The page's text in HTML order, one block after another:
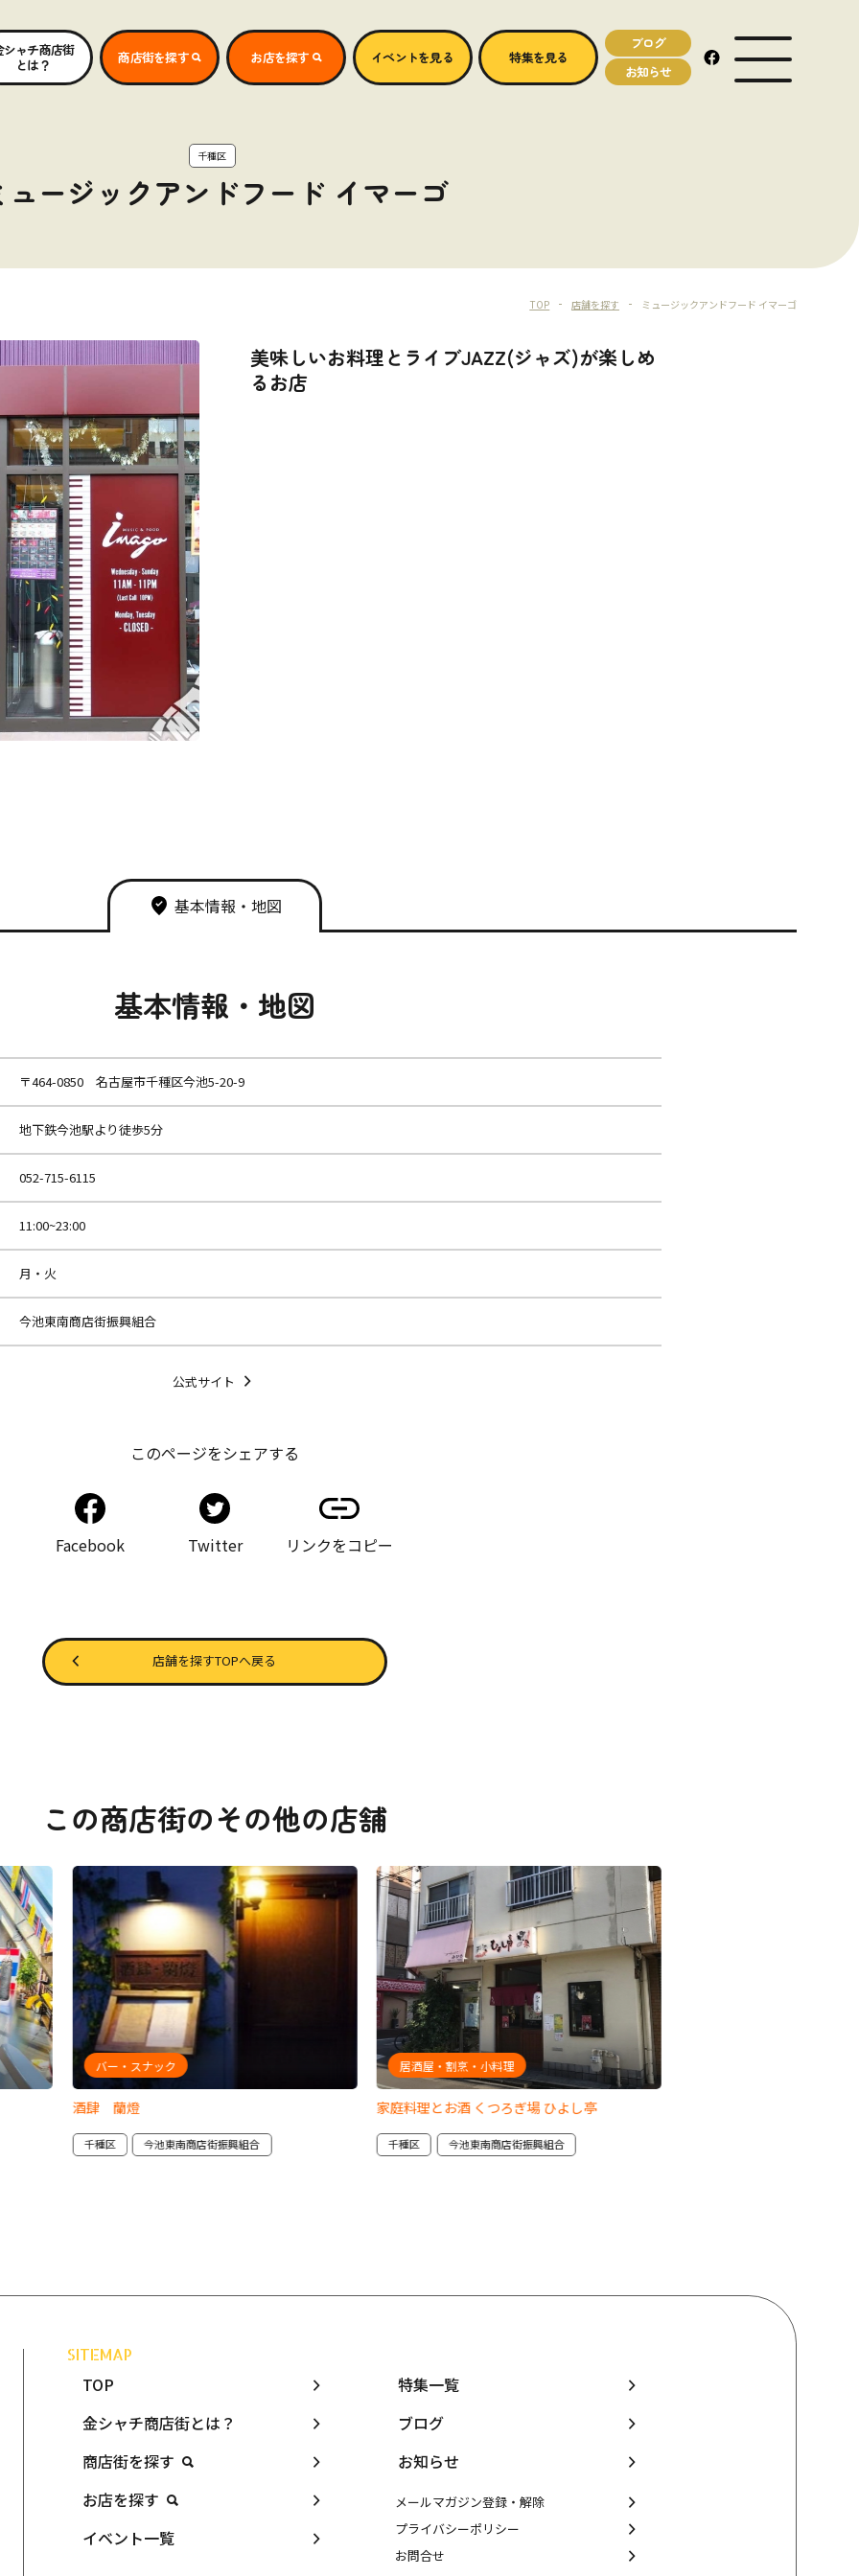
千種区
ュージックアンドフード イマーゴ
シャチ商店街
とは？
商店街を探す お店を探す イベントを見る 特集を見る
ブログ
お知らせ
MENU OPEN
TOP 店舗を探す ミュージックアンドフード イマーゴ
美味しいお料理とライブJAZZ(ジャズ)が楽しめ
るお店
基本情報・地図
基本情報・地図
〒464-0850 名古屋市千種区今池5-20-9
地下鉄今池駅より徒歩5分
052-715-6115
11:00~23:00
月・火
今池東南商店街振興組合
公式サイト
このページをシェアする
Facebook Twitter リンクをコピー
店舗を探すTOPへ戻る
この商店街のその他の店舗
酒肆 蘭燈
バー・スナック
千種区 今池東南商店街振興組合
家庭料理とお酒 くつろぎ場 ひよし亭
居酒屋・割烹・小料理
千種区 今池東南商店街振興組合
SITEMAP
TOP
金シャチ商店街とは？
商店街を探す
お店を探す
イベント一覧
特集一覧
ブログ
お知らせ
メールマガジン登録・解除
プライバシーポリシー
お問合せ